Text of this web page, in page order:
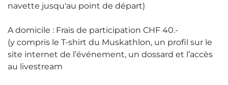
navette jusqu'au point de départ)
A domicile : Frais de participation CHF 40.-
(y compris le T-shirt du Muskathlon, un profil sur le
site internet de l’événement, un dossard et l’accès
au livestream